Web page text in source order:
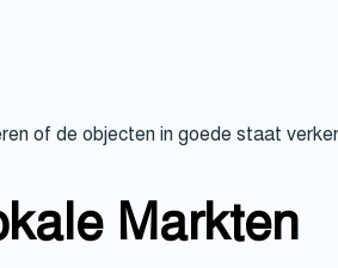
of de objecten in goede staat
Markten